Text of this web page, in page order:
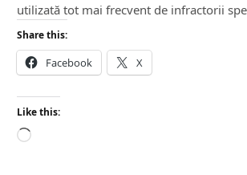
utilizată tot mai frecvent de infractorii
Share this:
Facebook X
Like this:
L